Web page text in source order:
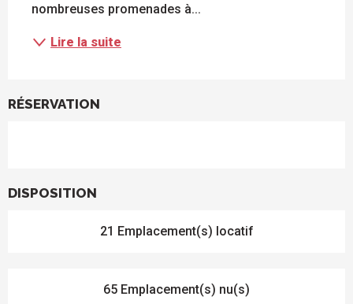
nombreuses promenades à...
Lire la suite
RÉSERVATION
DISPOSITION
21 Emplacement(s) locatif
65 Emplacement(s) nu(s)